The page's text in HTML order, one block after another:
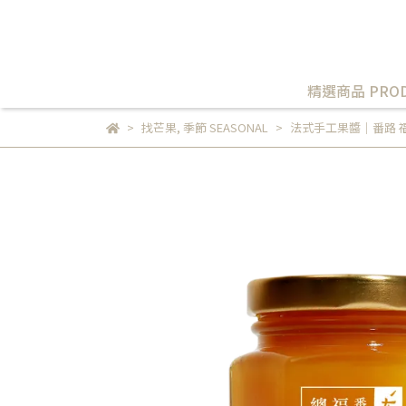
精選商品
找芒果, 季節 SEASONAL 法式手工果醬｜番路